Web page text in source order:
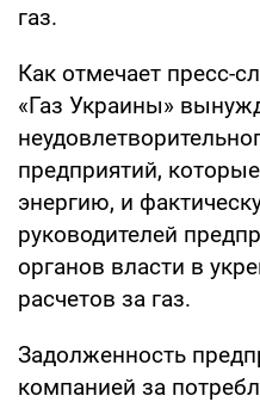
газ.
Как отмечает пресс-
«Газ Украины»
предприятий,
энергию, и
руководителей
органов власти в
расчетов за газ.
Задолженность
компанией за